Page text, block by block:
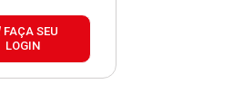
FAÇA SEU
LOGIN